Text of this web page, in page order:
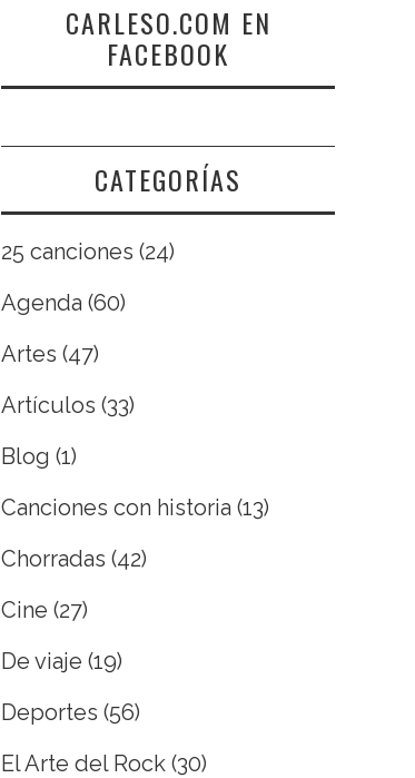
CARLESO.COM EN
FACEBOOK
CATEGORÍAS
25 canciones (24)
Agenda (60)
Artes (47)
Artículos (33)
Blog (1)
Canciones con historia (13)
Chorradas (42)
Cine (27)
De viaje (19)
Deportes (56)
El Arte del Rock (30)